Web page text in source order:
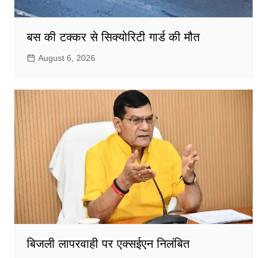
बस की टक्कर से सिक्योरिटी गार्ड की मौत
August 6, 2026
बिजली लापरवाही पर एक्सईएन निलंबित